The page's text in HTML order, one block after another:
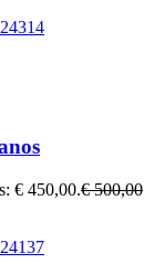
€ 450,00.€500,00